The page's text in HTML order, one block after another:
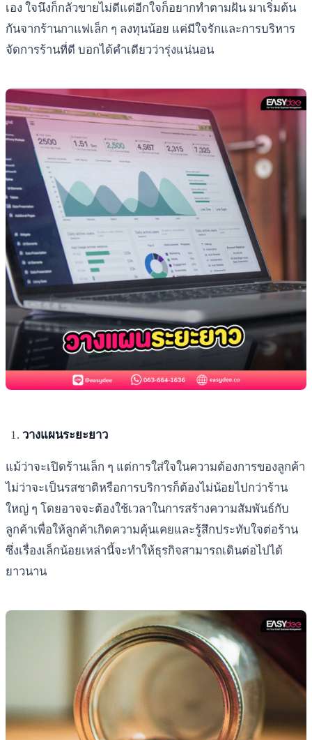
เอง ใจนึงก็กลัวขายไม่ดีแต่อีกใจก็อยากทำตามฝัน มาเริ่มต้น
กันจากร้านกาแฟเล็ก ๆ ลงทุนน้อย แค่มีใจรักและการบริหาร
จัดการร้านที่ดี บอกได้คำเดียวว่ารุ่งแน่นอน
วางแผนระยะยาว
แม้ว่าจะเปิดร้านเล็ก ๆ แต่การใส่ใจในความต้องการของลูกค้า
ไม่ว่าจะเป็นรสชาติหรือการบริการก็ต้องไม่น้อยไปกว่าร้าน
ใหญ่ ๆ โดยอาจจะต้องใช้เวลาในการสร้างความสัมพันธ์กับ
ลูกค้าเพื่อให้ลูกค้าเกิดความคุ้นเคยและรู้สึกประทับใจต่อร้าน
ซึ่งเรื่องเล็กน้อยเหล่านี้จะทำให้ธุรกิจสามารถเดินต่อไปได้
ยาวนาน